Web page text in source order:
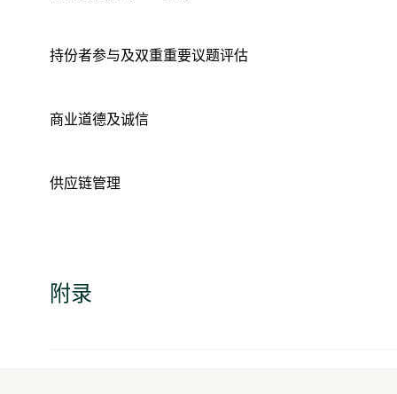
持份者参与及双重重要议题评估
商业道德及诚信
供应链管理
附录